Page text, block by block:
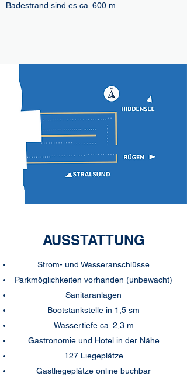
Badestrand sind es ca. 600 m.
AUSSTATTUNG
Strom- und Wasseranschlüsse
Parkmöglichkeiten vorhanden (unbewacht)
Sanitäranlagen
Bootstankstelle in 1,5 sm
Wassertiefe ca. 2,3 m
Gastronomie und Hotel in der Nähe
127 Liegeplätze
Gastliegeplätze online buchbar